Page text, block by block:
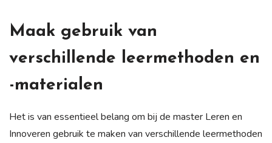
Maak gebruik van
verschillende leermethoden en
-materialen
Het is van essentieel belang om bij de master Leren en
Innoveren gebruik te maken van verschillende leermethoden